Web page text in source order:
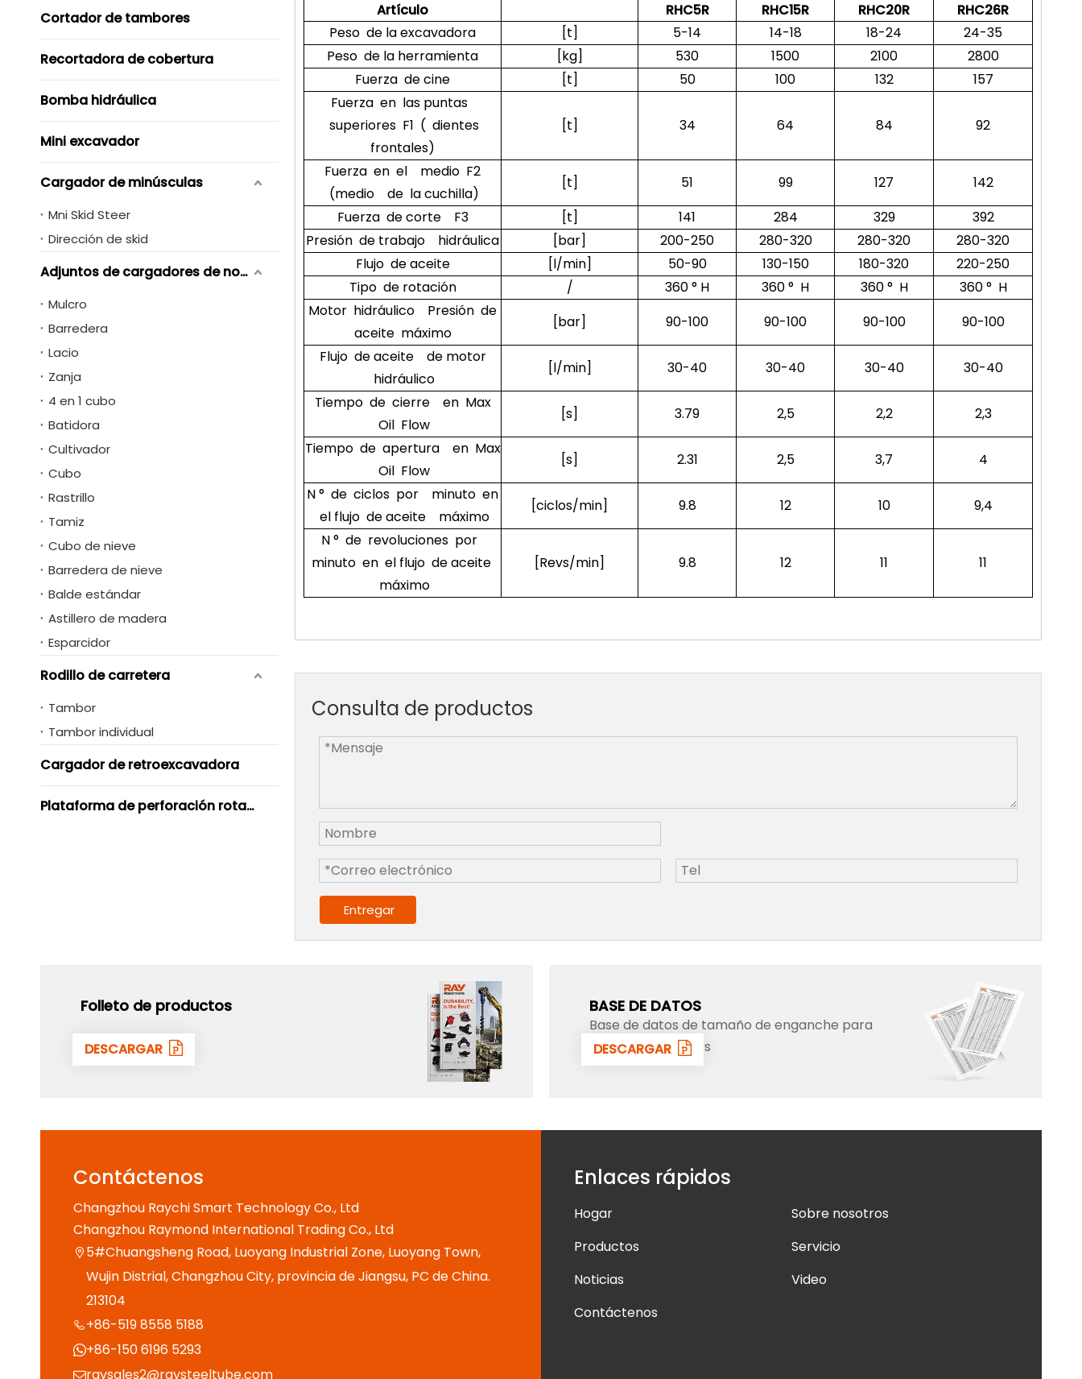
Cortador de tambores
Recortadora de cobertura
Bomba hidráulica
Mini excavador
Cargador de minúsculas
Mni Skid Steer
Dirección de skid
Adjuntos de cargadores de novero de skid
Mulcro
Barredera
Lacio
Zanja
4 en 1 cubo
Batidora
Cultivador
Cubo
Rastrillo
Tamiz
Cubo de nieve
Barredera de nieve
Balde estándar
Astillero de madera
Esparcidor
Rodillo de carretera
Tambor
Tambor individual
Cargador de retroexcavadora
Plataforma de perforación rotativa
Artículo RHC5R RHC15R RHC20R
RHC26R
Peso de la excavadora
[t] 5-14 14-18 18-24
24-35
Peso de la herramienta
[kg] 530 1500 2100
2800
Fuerza de cine
[t] 50 100 132
157
Fuerza en las puntas
superiores F1 ( dientes
frontales)
[t] 34 64 84 92
Fuerza en el medio F2
(medio de la cuchilla)
[t] 51 99 127
142
Fuerza de corte F3
[t] 141 284 329
392
Presión de trabajo hidráulica
[bar] 200-250 280-320 280-320
280-320
Flujo de aceite
[l/min] 50-90 130-150 180-320
220-250
Tipo de rotación
/ 360 ° H 360 ° H 360 ° H
360 ° H
Motor hidráulico Presión de
aceite máximo
[bar] 90-100 90-100 90-100
90-100
Flujo de aceite de motor
hidráulico
[l/min] 30-40 30-40 30-40
30-40
Tiempo de cierre en Max
Oil Flow
[s] 3.79 2,5 2,2
2,3
Tiempo de apertura en Max
Oil Flow
[s] 2.31 2,5 3,7
4
N ° de ciclos por minuto en
el flujo de aceite máximo
[ciclos/min] 9.8 12 10
9,4
N ° de revoluciones por
minuto en el flujo de aceite
máximo
[Revs/min] 9.8 12 11 11
Consulta de productos
Entregar
Folleto de productos
DESCARGAR
BASE DE DATOS
Base de datos de tamaño de enganche para
todos excavadores
DESCARGAR
Contáctenos
Changzhou Raychi Smart Technology Co., Ltd
Changzhou Raymond International Trading Co., Ltd
 5#Chuangsheng Road, Luoyang Industrial Zone, Luoyang Town,
Wujin Distrial, Changzhou City, provincia de Jiangsu, PC de China.
213104
+86-519 8558 5188
+86-150 6196 5293
raysales2@raysteeltube.com
Enlaces rápidos
Hogar
Sobre nosotros
Productos
Servicio
Noticias
Video
Contáctenos